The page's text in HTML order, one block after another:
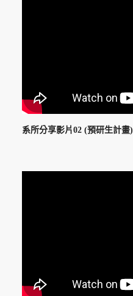
系所分享影片02 (預研生計畫)